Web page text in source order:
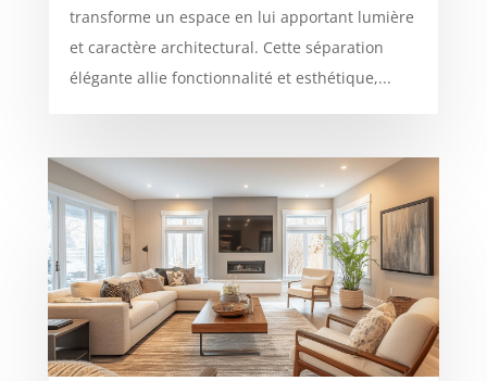
transforme un espace en lui apportant lumière
et caractère architectural. Cette séparation
élégante allie fonctionnalité et esthétique,...